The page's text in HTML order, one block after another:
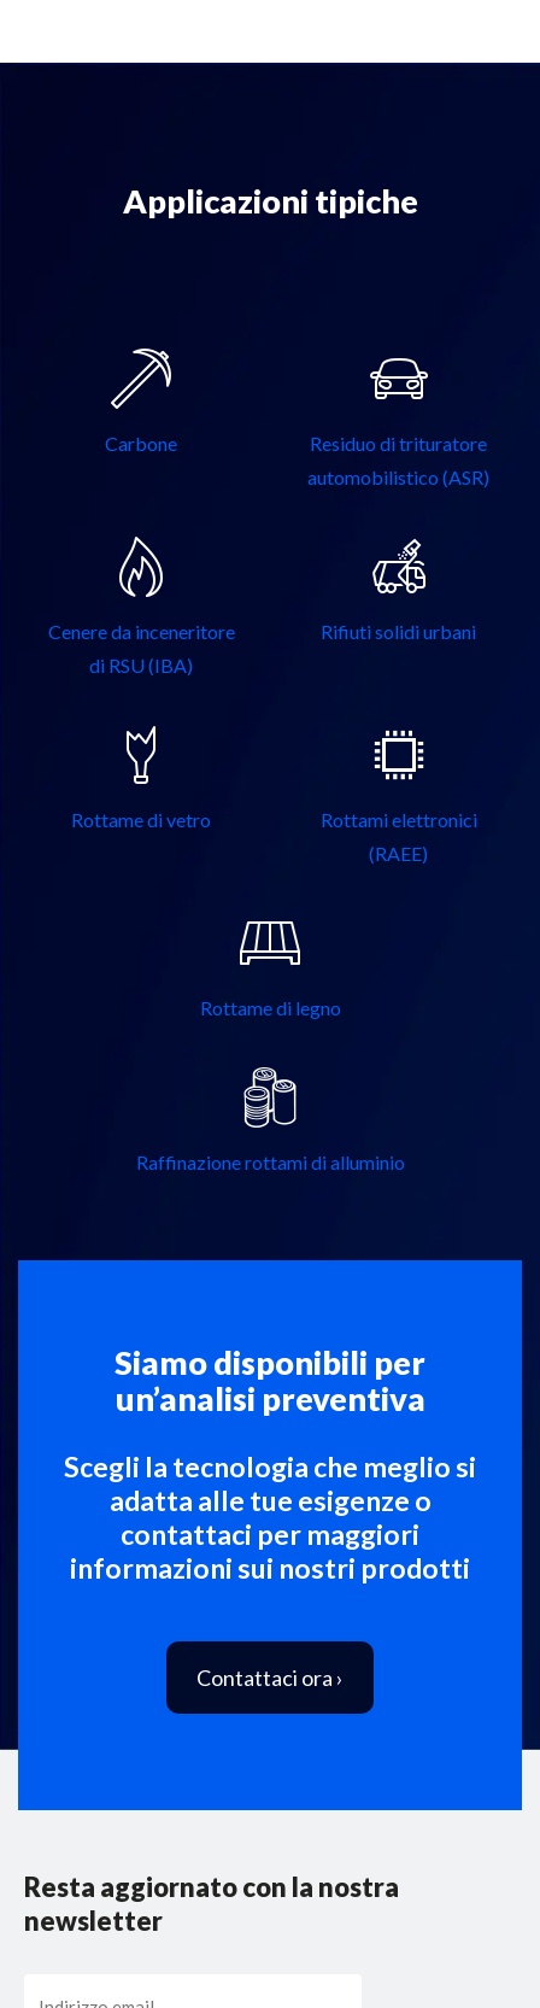
Applicazioni tipiche
Carbone
Residuo di trituratore
automobilistico (ASR)
Cenere da inceneritore
di RSU (IBA)
Rifiuti solidi urbani
Rottame di vetro
Rottami elettronici
(RAEE)
Rottame di legno
Raffinazione rottami di alluminio
Siamo disponibili per
un’analisi preventiva
Scegli la tecnologia che meglio si
adatta alle tue esigenze o
contattaci per maggiori
informazioni sui nostri prodotti
Contattaci ora ›
Resta aggiornato con la nostra
newsletter